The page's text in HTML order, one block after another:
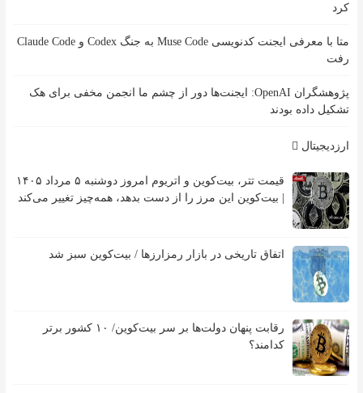
کرد
متا با معرفی ایجنت کدنویسی Muse Code به جنگ Codex و Claude Code
رفت
پژوهشگران OpenAI: ایجنت‌ها دور از چشم ما انجمن مخفی برای هک
تشکیل داده بودند
ارزدیجیتال
قیمت تتر، بیت‌کوین و اتریوم امروز دوشنبه ۵ مرداد ۱۴۰۵
| بیت‌کوین این مرز را از دست بدهد، همه‌چیز تغییر می‌کند
اتفاق تاریخی در بازار رمزارزها / بیت‌کوین سبز شد
رقابت پنهان دولت‌ها بر سر بیت‌کوین/ ۱۰ کشور برتر
کدامند؟